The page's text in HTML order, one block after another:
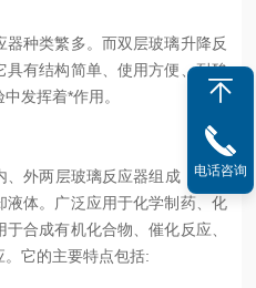
种类繁多。而双层玻璃升降反
具有结构简单、使用方便、耐酸
发挥着*作用。
、外两层玻璃反应器组成，内层
体。广泛应用于化学制药、化
合成有机化合物、催化反应、
它的主要特点包括:
电话咨询